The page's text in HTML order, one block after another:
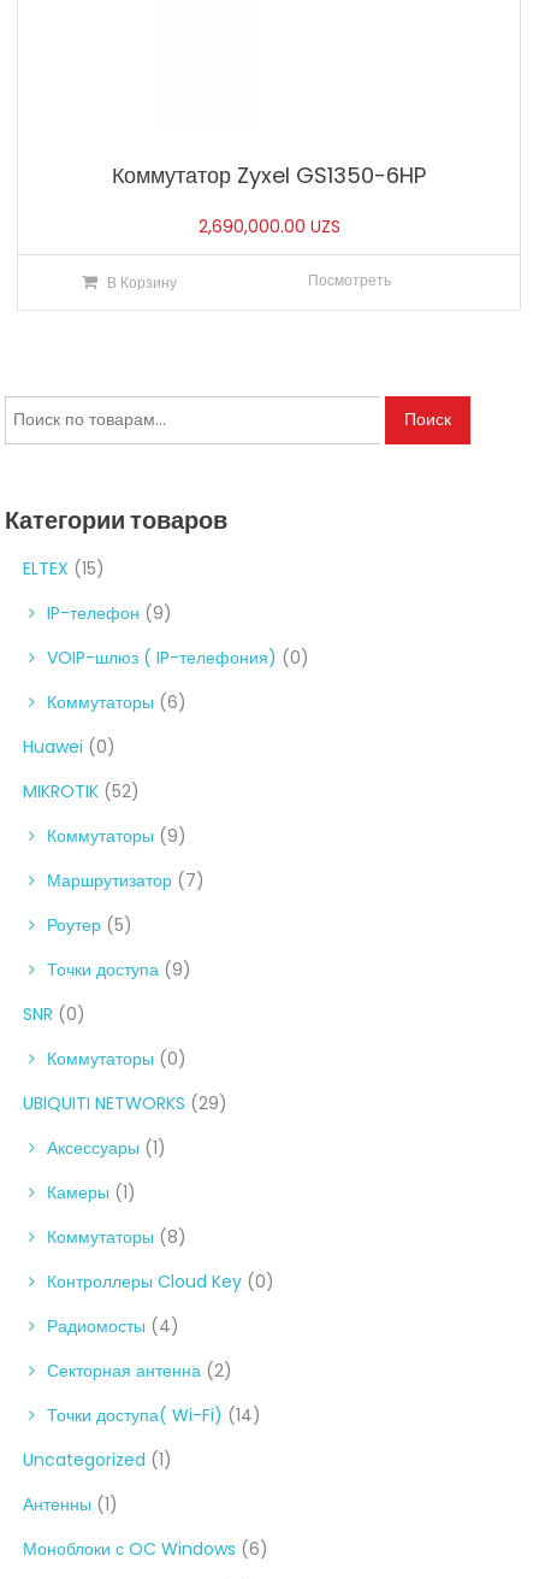
Коммутатор Zyxel GS1350-6HP
2,690,000.00 UZS
В Корзину Посмотреть
Искать: Поиск
Категории товаров
ELTEX (15)
IP-телефон (9)
VOIP-шлюз ( IP-телефония) (0)
Коммутаторы (6)
Huawei (0)
MIKROTIK (52)
Коммутаторы (9)
Маршрутизатор (7)
Роутер (5)
Точки доступа (9)
SNR (0)
Коммутаторы (0)
UBIQUITI NETWORKS (29)
Аксессуары (1)
Камеры (1)
Коммутаторы (8)
Контроллеры Cloud Key (0)
Радиомосты (4)
Секторная антенна (2)
Точки доступа( Wi-Fi) (14)
Uncategorized (1)
Антенны (1)
Моноблоки с OC Windows (6)